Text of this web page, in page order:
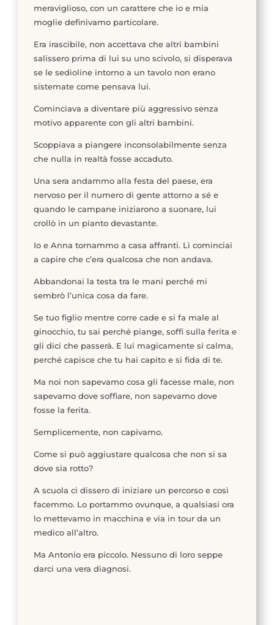
meraviglioso, con un carattere che io e mia
moglie definivamo particolare.
Era irascibile, non accettava che altri bambini
salissero prima di lui su uno scivolo, si disperava
se le sedioline intorno a un tavolo non erano
sistemate come pensava lui.
Cominciava a diventare più aggressivo senza
motivo apparente con gli altri bambini.
Scoppiava a piangere inconsolabilmente senza
che nulla in realtà fosse accaduto.
Una sera andammo alla festa del paese, era
nervoso per il numero di gente attorno a sé e
quando le campane iniziarono a suonare, lui
crollò in un pianto devastante.
Io e Anna tornammo a casa affranti. Lì cominciai
a capire che c’era qualcosa che non andava.
Abbandonai la testa tra le mani perché mi
sembrò l’unica cosa da fare.
Se tuo figlio mentre corre cade e si fa male al
ginocchio, tu sai perché piange, soffi sulla ferita e
gli dici che passerà. E lui magicamente si calma,
perché capisce che tu hai capito e si fida di te.
Ma noi non sapevamo cosa gli facesse male, non
sapevamo dove soffiare, non sapevamo dove
fosse la ferita.
Semplicemente, non capivamo.
Come si può aggiustare qualcosa che non si sa
dove sia rotto?
A scuola ci dissero di iniziare un percorso e così
facemmo. Lo portammo ovunque, a qualsiasi ora
lo mettevamo in macchina e via in tour da un
medico all’altro.
Ma Antonio era piccolo. Nessuno di loro seppe
darci una vera diagnosi.